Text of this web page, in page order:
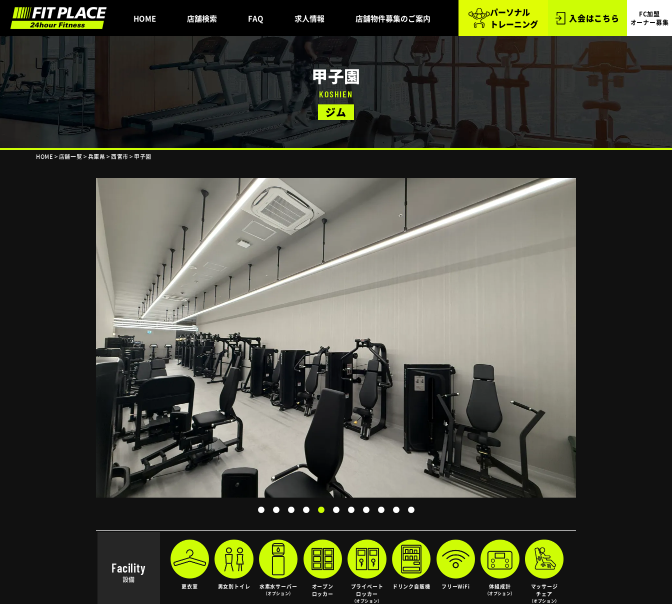
HOME 店舗検索 FAQ 求人情報 店舗物件募集のご案内
パーソナル
トレーニング
入会はこちら
FC加盟
オーナー募集
甲子園
KOSHIEN
ジム
HOME > 店舗一覧>兵庫県>西宮市> 甲子園
Facility
設備
更衣室 男女別 トイレ 水素水サーバー
（オプション）
オープン
ロッカー
プライベート
ロッカー
（オプション）
ドリンク 自販機 フリーWiFi 体組成計
（オプション）
マッサージ
チェア
（オプション）